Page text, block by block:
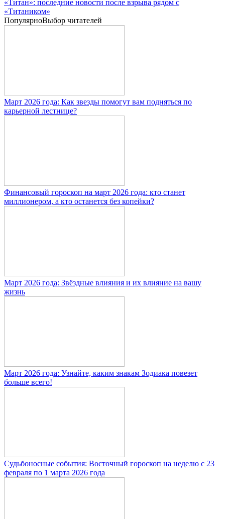
«Титан»: последние новости после взрыва рядом с
«Титаником»
ПопулярноВыбор читателей
Март 2026 года: Как звезды помогут вам подняться по
карьерной лестнице?
Финансовый гороскоп на март 2026 года: кто станет
миллионером, а кто останется без копейки?
Март 2026 года: Звёздные влияния и их влияние на вашу
жизнь
Март 2026 года: Узнайте, каким знакам Зодиака повезет
больше всего!
Судьбоносные события: Восточный гороскоп на неделю с 23
февраля по 1 марта 2026 года